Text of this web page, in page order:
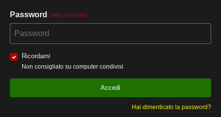
Password OBBLIGATORIO
Ricordami
Non consigliato su computer condivisi
Accedi
Hai dimenticato la password?